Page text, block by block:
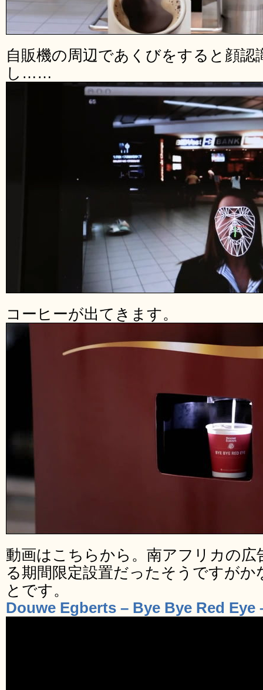
自販機の周辺であくびをすると顔
し……
コーヒーが出てきます。
動画はこちらから。南アフリカの広
る期間限定設置だったそうですが
とです。
Douwe Egberts – Bye Bye Red Eye